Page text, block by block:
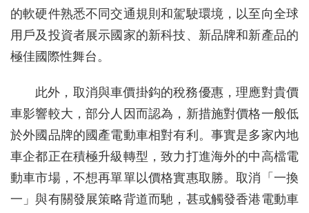
的軟硬件熟悉不同交通規則和駕駛環境，以至向全球
用戶及投資者展示國家的新科技、新品牌和新產品的
極佳國際性舞台。
此外，取消與車價掛鈎的稅務優惠，理應對貴價
車影響較大，部分人因而認為，新措施對價格一般低
於外國品牌的國產電動車相對有利。事實是多家內地
車企都正在積極升級轉型，致力打進海外的中高檔電
動車市場，不想再單單以價格實惠取勝。取消「一換
一」與有關發展策略背道而馳，甚或觸發香港電動車